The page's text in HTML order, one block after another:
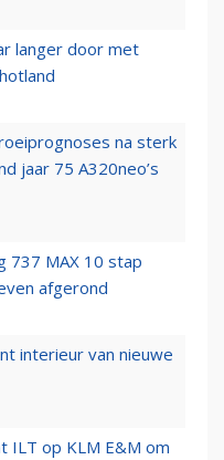
langer door met
na sterk
jaar 75 A320neo’s
737 MAX 10 stap
afgerond
interieur van nieuwe
ILT op KLM E&M om